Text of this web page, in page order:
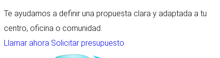
Te ayudamos a definir una propuesta clara y adaptada a tu
centro, oficina o comunidad.
Llamar ahora Solicitar presupuesto